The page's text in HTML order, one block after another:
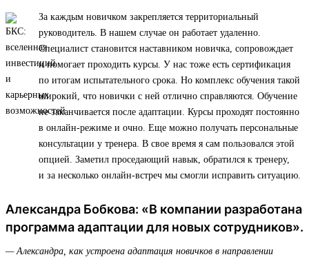
За каждым новичком закрепляется территориальный
руководитель. В нашем случае он работает удаленно.
Специалист становится наставником новичка, сопровождает
и помогает проходить курсы. У нас тоже есть сертификация
по итогам испытательного срока. Но комплекс обучения такой
широкий, что новички с ней отлично справляются. Обучение
не заканчивается после адаптации. Курсы проходят постоянно
в онлайн-режиме и очно. Еще можно получать персональные
консультации у тренера. В свое время я сам пользовался этой
опцией. Заметил проседающий навык, обратился к тренеру,
и за несколько онлайн-встреч мы смогли исправить ситуацию.
Александра Бобкова: «В компании разработана
программа адаптации для новых сотрудников».
— Александра, как устроена адаптация новичков в направлении